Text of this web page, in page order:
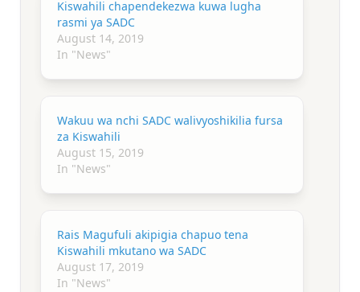
Kiswahili chapendekezwa kuwa lugha
rasmi ya SADC
August 14, 2019
In "News"
Wakuu wa nchi SADC walivyoshikilia fursa
za Kiswahili
August 15, 2019
In "News"
Rais Magufuli akipigia chapuo tena
Kiswahili mkutano wa SADC
August 17, 2019
In "News"